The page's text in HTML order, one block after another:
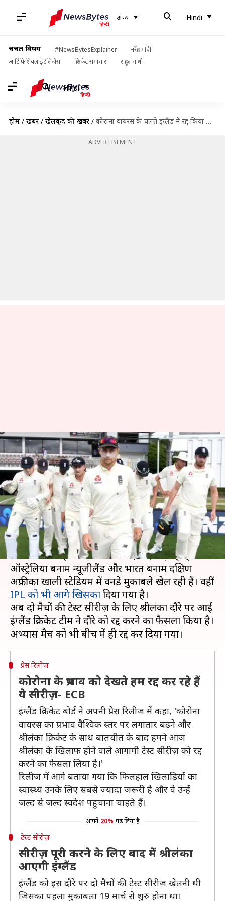
अन्य Hindi
चर्चित विषय #NewsBytesExplainer
नरेंद्र मोदी
आर्टिफिशियल इंटेलिजेंस
क्रिकेट समाचार राहुल गांधी
Hindi
होम / खबरें / खेलकूद की खबरें / कोराना वायरस के चलते इंग्लैंड ने रद्द किया श्रीलंका दौरा, स्वदेश लौटेंगे इंग्लिश खिलाड़ी
ADVERTISEMENT
कोराना वायरस के चलते इंग्लैंड ने रद्द
किया श्रीलंका दौरा, स्वदेश लौटेंगे
इंग्लिश खिलाड़ी
लेखन Neeraj Pandey Mar 13, 2020 04:26 pm
क्या है खबर?
कोरोना वायरस का प्रकोप लगातार बढ़ता जा रहा है और
खेल जगत पर इसका असर सबसे ज़्यादा पड़ रहा है।
ऑस्ट्रेलिया बनाम न्यूजीलैंड और भारत बनाम दक्षिण
अफ्रीका खाली स्टेडियम में वनडे मुकाबले खेल रही हैं। वहीं
IPL को भी आगे खिसकादिया गया है।
अब दो मैचों की टेस्ट सीरीज़ के लिए श्रीलंका दौरे पर आई
इंग्लैंड क्रिकेट टीम ने दौरे को रद्द करने का फैसला किया है।
प्रेस रिलीज
कोरोना के प्रभाव को देखते हम रद्द कर रहे हैं
ये सीरीज़- ECB
इंग्लैंड क्रिकेट बोर्ड ने अपनी प्रेस रिलीज में कहा, 'कोरोना
वायरस का प्रभाव वैश्विक स्तर पर लगातार बढ़ने और
श्रीलंका क्रिकेट के साथ बातचीत के बाद हमने आज
श्रीलंका के खिलाफ होने वाले आगामी टेस्ट सीरीज़ को रद्द
करने का फैसला लिया है।'
रिलीज में आगे बताया गया कि फिलहाल खिलाड़ियों का
स्वास्थ्य उनके लिए सबसे ज़्यादा जरूरी है और वे उन्हें
जल्द से जल्द स्वदेश पहुंचाना चाहते हैं।
आपने 20% पढ़ लिया है
टेस्ट सीरीज़
सीरीज़ पूरी करने के लिए बाद में श्रीलंका
आएगी इंग्लैंड
इंग्लैंड को इस दौरे पर दो मैचों की टेस्ट सीरीज़ खेलनी थी
जिसका पहला मुकाबला 19 मार्च से शुरु होना था।